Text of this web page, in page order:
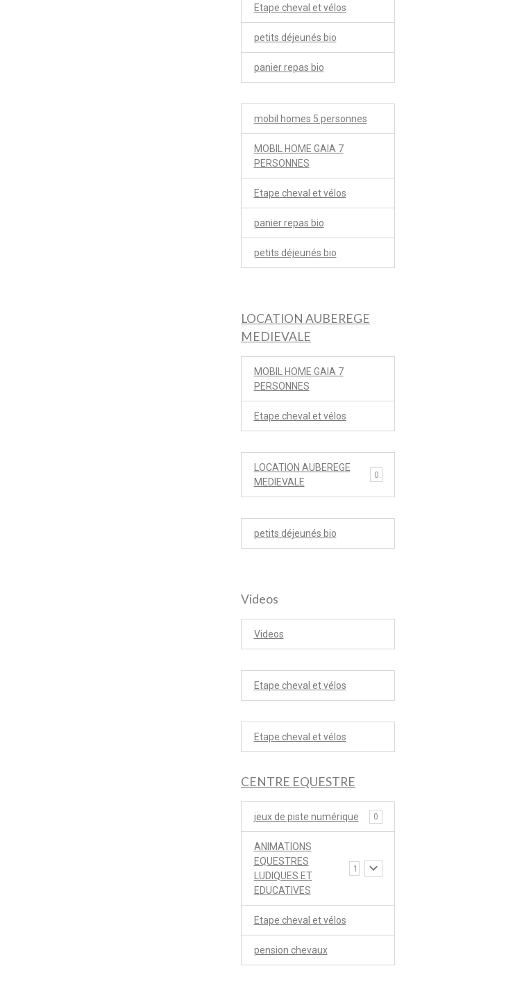
Etape cheval et vélos
petits déjeunés bio
panier repas bio
mobil homes 5 personnes
MOBIL HOME GAIA 7
PERSONNES
Etape cheval et vélos
panier repas bio
petits déjeunés bio
LOCATION AUBEREGE
MEDIEVALE
MOBIL HOME GAIA 7
PERSONNES
Etape cheval et vélos
LOCATION AUBEREGE
MEDIEVALE
petits déjeunés bio
Videos
Videos
Etape cheval et vélos
Etape cheval et vélos
CENTRE EQUESTRE
jeux de piste numérique 0
ANIMATIONS
EQUESTRES
LUDIQUES ET
EDUCATIVES
Etape cheval et vélos
pension chevaux